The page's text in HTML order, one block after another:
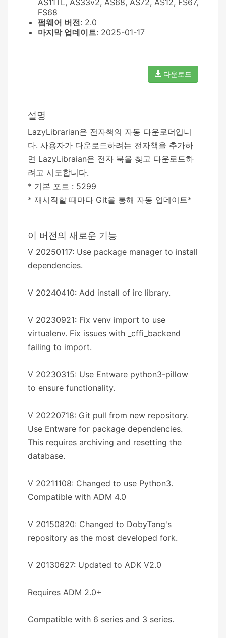
FS68
펌웨어 버전: 2.0
마지막 업데이트: 2025-01-17
다운로드
설명
LazyLibrarian은 전자책의 자동 다운로더입니
다. 사용자가 다운로드하려는 전자책을 추가하
면 LazyLibraian은 전자 북을 찾고 다운로드하
려고 시도합니다.
* 기본 포트 : 5299
* 재시작할 때마다 Git을 통해 자동 업데이트*
이 버전의 새로운 기능
V 20250117: Use package manager to install
dependencies.
V 20240410: Add install of irc library.
V 20230921: Fix venv import to use
virtualenv. Fix issues with _cffi_backend
failing to import.
V 20230315: Use Entware python3-pillow
to ensure functionality.
V 20220718: Git pull from new repository.
Use Entware for package dependencies.
This requires archiving and resetting the
database.
V 20211108: Changed to use Python3.
Compatible with ADM 4.0
V 20150820: Changed to DobyTang's
repository as the most developed fork.
V 20130627: Updated to ADK V2.0
Requires ADM 2.0+
Compatible with 6 series and 3 series.